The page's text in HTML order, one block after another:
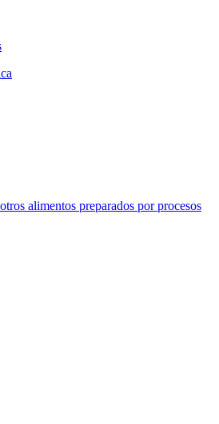
alimentos preparados por procesos